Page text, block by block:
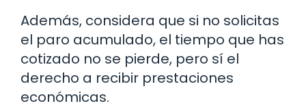
Además, considera que si no solicitas
el paro acumulado, el tiempo que has
cotizado no se pierde, pero sí el
derecho a recibir prestaciones
económicas.